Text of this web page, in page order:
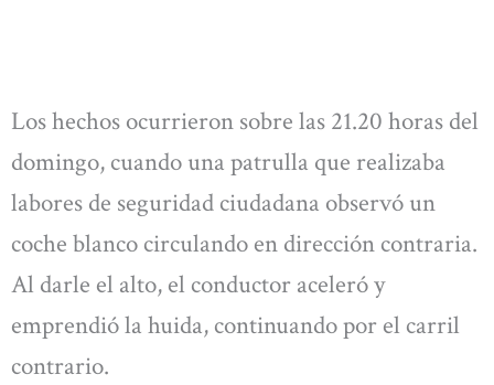
Los hechos ocurrieron sobre las 21.20 horas del
domingo, cuando una patrulla que realizaba
labores de seguridad ciudadana observó un
coche blanco circulando en dirección contraria.
Al darle el alto, el conductor aceleró y
emprendió la huida, continuando por el carril
contrario.